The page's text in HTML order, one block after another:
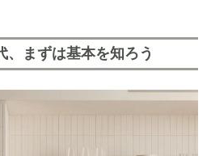
、まずは基本を知ろう